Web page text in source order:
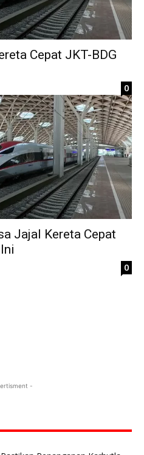
Cepat JKT-BDG
0
Jajal Kereta Cepat
0
-